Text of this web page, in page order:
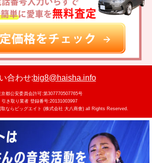
合わせ:big8@haisha.info
京都公安委員会許可:第307770507765号
引き取り業者 登録番号:20131003997
取ならビッグエイト (株式会社 大八商會) all Rights Reserved.